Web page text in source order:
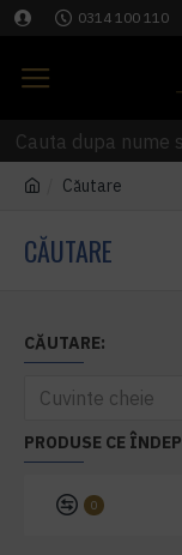
0314 100 110
Căutare
CĂUTARE
CĂUTARE:
PRODUSE CE
0